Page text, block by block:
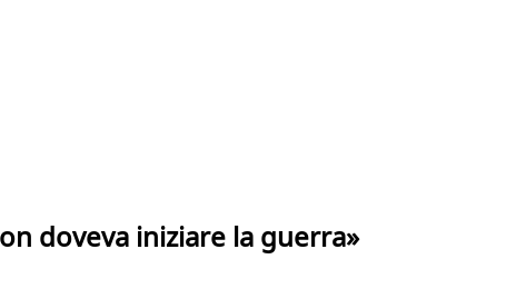
doveva iniziare la guerra»